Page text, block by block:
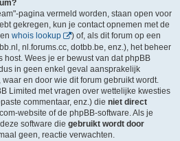
pagina vermeld worden, staan open voor
gekregen, kun je contact opnemen met de
whois lookup
) of, als dit forum op een
nl.forums.cc, dotbb.be, enz.), het beheer
Wees je er bewust van dat phpBB
in geen enkel geval aansprakelijk
en door wie dit forum gebruikt wordt.
Limited met vragen over wettelijke kwesties
commentaar, enz.) die niet direct
website of de phpBB-software. Als je
software die gebruikt wordt door
geen, reactie verwachten.